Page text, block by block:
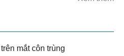
mắt côn trùng